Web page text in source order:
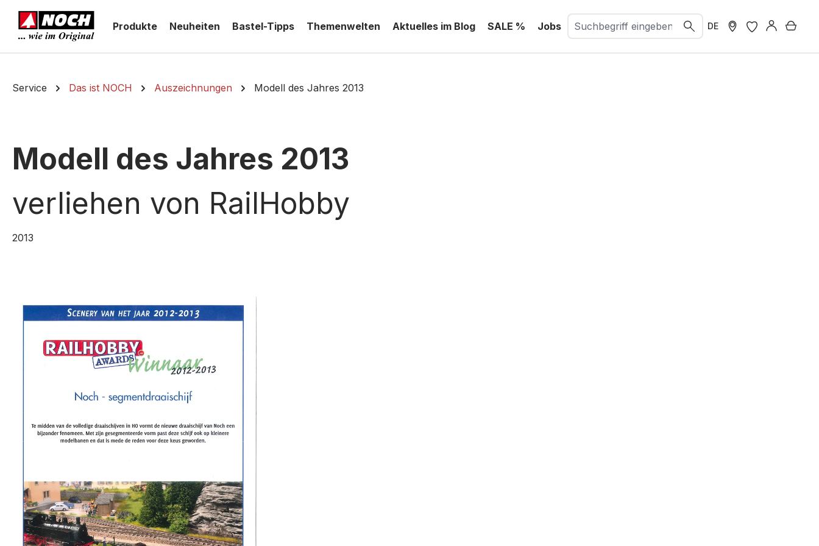
Zur Hauptnavigation springen
Produkte
Neuheiten Bastel-Tipps Themenwelten Aktuelles im Blog SALE % Jobs DE
Service Das ist NOCH Auszeichnungen Modell des Jahres 2013
Modell des Jahres 2013
verliehen von RailHobby
2013